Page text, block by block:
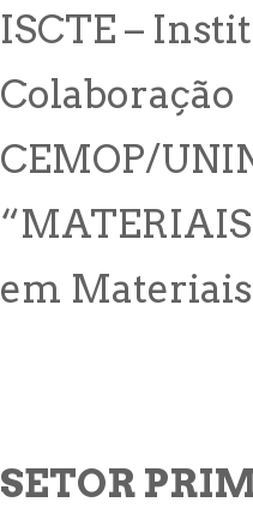
ISCTE –
Colaboração
CEMOP/
em
SETOR